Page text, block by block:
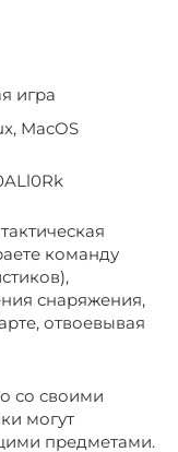
игра
MacOS
команду
снаряжения,
отвоевывая
со своими
могут
предметами.